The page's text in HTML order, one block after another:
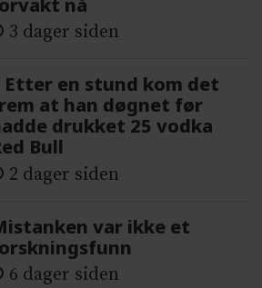
nå
3 dager siden
Etter en stund kom det
at han døgnet før
drukket 25 vodka
Bull
2 dager siden
var ikke et
6 dager siden